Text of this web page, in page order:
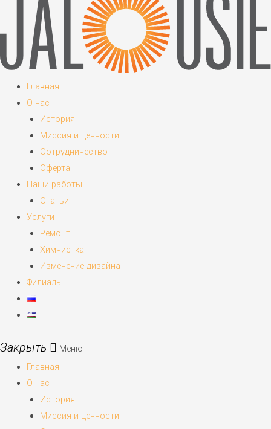
Главная
О нас
История
Миссия и ценности
Сотрудничество
Оферта
Наши работы
Статьи
Услуги
Ремонт
Химчистка
Изменение дизайна
Филиалы
Меню
Главная
О нас
История
Миссия и ценности